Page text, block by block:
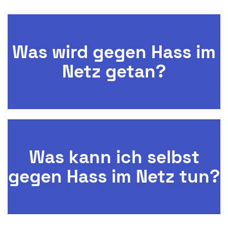
Was wird gegen Hass im
Netz getan?
Was kann ich selbst
gegen Hass im Netz tun?